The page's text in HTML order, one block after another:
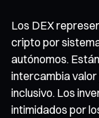
Los DEX
cripto por
autónomos.
intercambia valor
inclusivo. Los
intimidados por